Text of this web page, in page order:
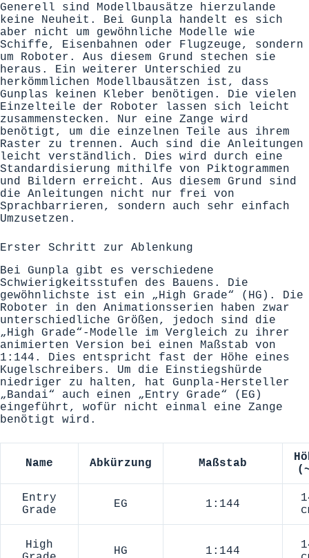
Generell sind Modellbausätze hierzulande
keine Neuheit. Bei Gunpla handelt es sich
aber nicht um gewöhnliche Modelle wie
Schiffe, Eisenbahnen oder Flugzeuge, sondern
um Roboter. Aus diesem Grund stechen sie
heraus. Ein weiterer Unterschied zu
herkömmlichen Modellbausätzen ist, dass
Gunplas keinen Kleber benötigen. Die vielen
Einzelteile der Roboter lassen sich leicht
zusammenstecken. Nur eine Zange wird
benötigt, um die einzelnen Teile aus ihrem
Raster zu trennen. Auch sind die Anleitungen
leicht verständlich. Dies wird durch eine
Standardisierung mithilfe von Piktogrammen
und Bildern erreicht. Aus diesem Grund sind
die Anleitungen nicht nur frei von
Sprachbarrieren, sondern auch sehr einfach
Umzusetzen.
Erster Schritt zur Ablenkung
Bei Gunpla gibt es verschiedene
Schwierigkeitsstufen des Bauens. Die
gewöhnlichste ist ein „High Grade“ (HG). Die
Roboter in den Animationsserien haben zwar
unterschiedliche Größen, jedoch sind die
„High Grade“-Modelle im Vergleich zu ihrer
animierten Version bei einen Maßstab von
1:144. Dies entspricht fast der Höhe eines
Kugelschreibers. Um die Einstiegshürde
niedriger zu halten, hat Gunpla-Hersteller
„Bandai“ auch einen „Entry Grade“ (EG)
eingeführt, wofür nicht einmal eine Zange
benötigt wird.
Name Abkürzung Maßstab
Entry
Grade
EG 1:144
High
HG 1:144